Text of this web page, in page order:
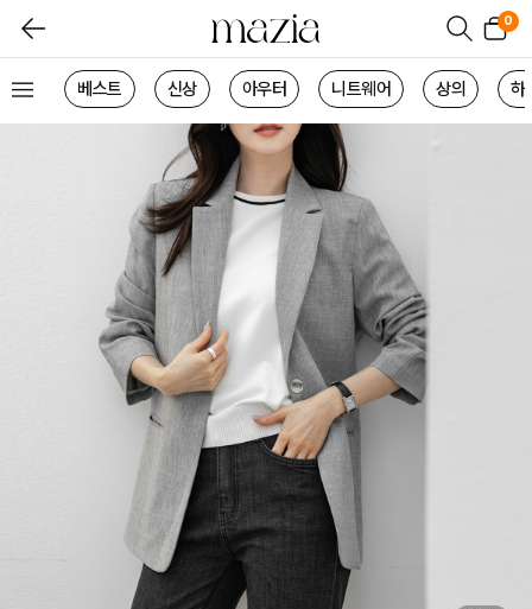
0
베스트 신상 아우터 니트웨어 상의 하